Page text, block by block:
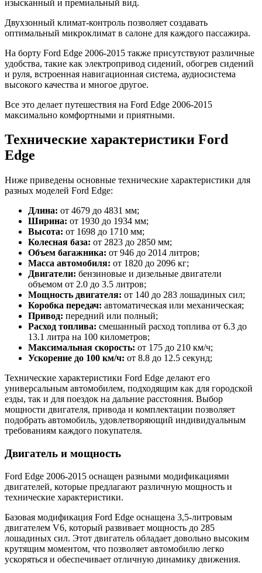
изысканный и премиальный вид.
Двухзонный климат-контроль позволяет создавать
оптимальный микроклимат в салоне для каждого пассажира.
На борту Ford Edge 2006-2015 также присутствуют различные
удобства, такие как электропривод сидений, обогрев сидений
и руля, встроенная навигационная система, аудиосистема
высокого качества и многое другое.
Все это делает путешествия на Ford Edge 2006-2015
максимально комфортными и приятными.
Технические характеристики Ford
Edge
Ниже приведены основные технические характеристики для
разных моделей Ford Edge:
Длина: от 4679 до 4831 мм;
Ширина: от 1930 до 1934 мм;
Высота: от 1698 до 1710 мм;
Колесная база: от 2823 до 2850 мм;
Объем багажника: от 946 до 2014 литров;
Масса автомобиля: от 1820 до 2096 кг;
Двигатели: бензиновые и дизельные двигатели
объемом от 2.0 до 3.5 литров;
Мощность двигателя: от 140 до 283 лошадиных сил;
Коробка передач: автоматическая или механическая;
Привод: передний или полный;
Расход топлива: смешанный расход топлива от 6.3 до
13.1 литра на 100 километров;
Максимальная скорость: от 175 до 210 км/ч;
Ускорение до 100 км/ч: от 8.8 до 12.5 секунд;
Технические характеристики Ford Edge делают его
универсальным автомобилем, подходящим как для городской
езды, так и для поездок на дальние расстояния. Выбор
мощности двигателя, привода и комплектации позволяет
подобрать автомобиль, удовлетворяющий индивидуальным
требованиям каждого покупателя.
Двигатель и мощность
Ford Edge 2006-2015 оснащен разными модификациями
двигателей, которые предлагают различную мощность и
технические характеристики.
Базовая модификация Ford Edge оснащена 3,5-литровым
двигателем V6, который развивает мощность до 285
лошадиных сил. Этот двигатель обладает довольно высоким
крутящим моментом, что позволяет автомобилю легко
ускоряться и обеспечивает отличную динамику движения.